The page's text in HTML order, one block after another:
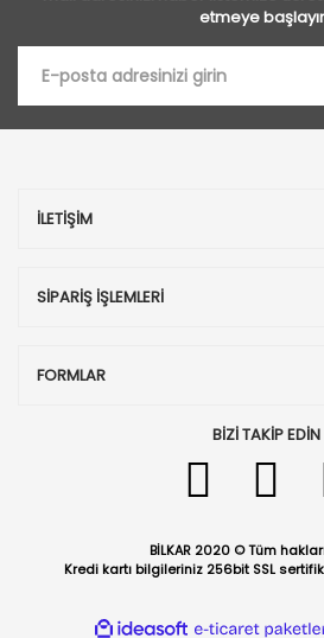
etmeye
İLETİŞİM
SİPARİŞ İŞLEMLERİ
FORMLAR
BİZİ TAKİP EDİN
BİLKAR 2020 © Tüm
Kredi kartı bilgileriniz 256bit SSL
ideasoft